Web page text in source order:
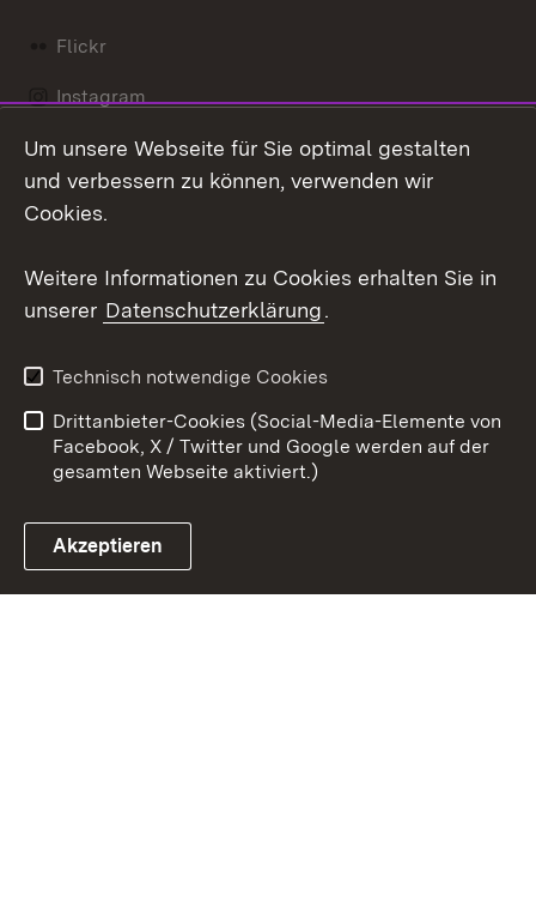
Flickr
Instagram
Social Wall
Link zum Landesportal
Barrierefreiheit
Benutzungshinweise
Impressum
Cookies
Um unsere Webseite für Sie optimal gestalten
und verbessern zu können, verwenden wir
Cookies.
Weitere Informationen zu Cookies erhalten Sie in
unserer Datenschutzerklärung.
Technisch notwendige Cookies
Drittanbieter-Cookies (Social-Media-Elemente von
Facebook, X / Twitter und Google werden auf der
gesamten Webseite aktiviert.)
Akzeptieren